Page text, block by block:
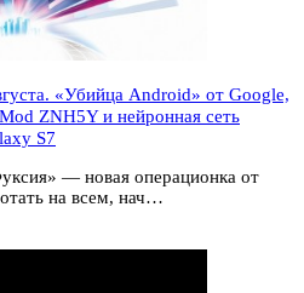
«Убийца Android» от Google,
ZNH5Y и нейронная сеть
S7
— новая операционка от
на всем, нач…